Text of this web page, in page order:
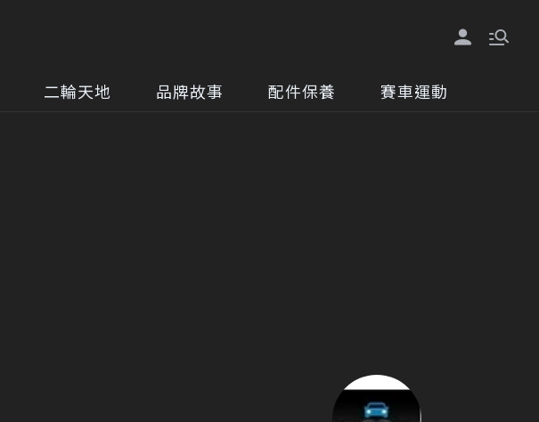
二輪天地 品牌故事 配件保養 賽車運動